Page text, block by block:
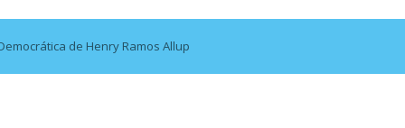
de derechos humanos en el Minister... AGOSTO 6, 2026
un mercado impulsado por el auge de...
costo del colapso eléctrico en... AGOSTO 7, 2026
de Henry Ramos Allup